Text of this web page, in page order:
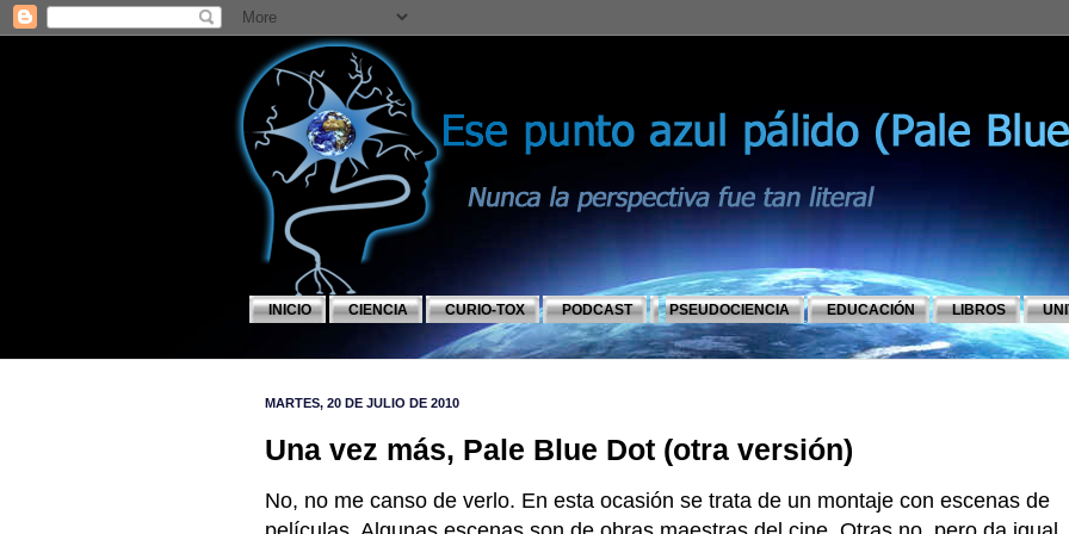
INICIO CIENCIA CURIO-TOX PODCAST PSEUDOCIENCIA EDUCACIÓN LIBROS
MARTES, 20 DE JULIO DE 2010
Una vez más, Pale Blue Dot (otra versión)
No, no me canso de verlo. En esta ocasión se trata de un montaje con escenas de